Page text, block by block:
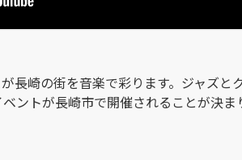
長崎の街を音楽で彩ります。ジャズと
ントが長崎市で開催されることが決ま